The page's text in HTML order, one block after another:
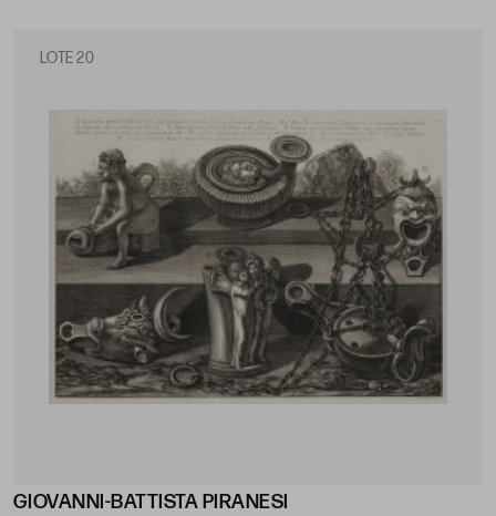
LOTE 20
GIOVANNI-BATTISTA PIRANESI